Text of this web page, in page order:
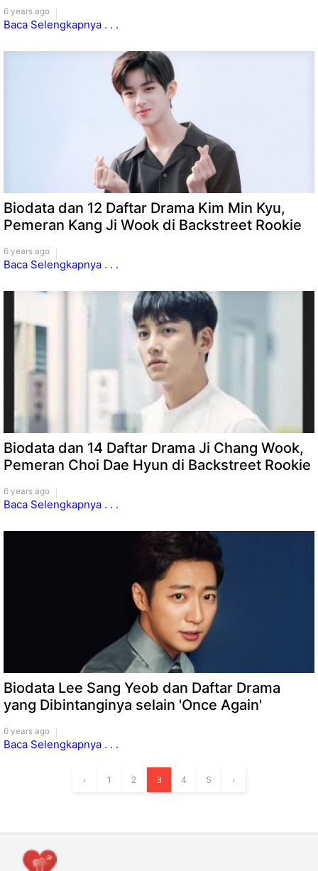
6 years ago
Baca Selengkapnya . . .
Biodata dan 12 Daftar Drama Kim Min Kyu,
Pemeran Kang Ji Wook di Backstreet Rookie
6 years ago
Baca Selengkapnya . . .
Biodata dan 14 Daftar Drama Ji Chang Wook,
Pemeran Choi Dae Hyun di Backstreet Rookie
6 years ago
Baca Selengkapnya . . .
Biodata Lee Sang Yeob dan Daftar Drama
yang Dibintanginya selain 'Once Again'
6 years ago
Baca Selengkapnya . . .
‹ 1 2 3 4 5 ›